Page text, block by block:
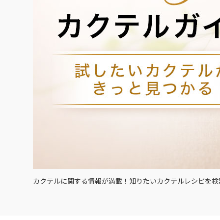
カクテルに関する情報が満載！知りたいカクテルレシピを